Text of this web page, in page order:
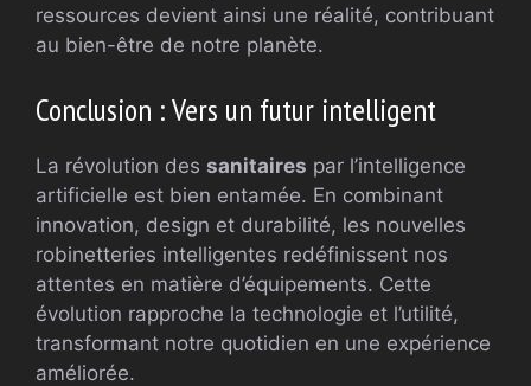
ressources devient ainsi une réalité, contribuant
au bien-être de notre planète.
Conclusion : Vers un futur intelligent
La révolution des sanitaires par l’intelligence
artificielle est bien entamée. En combinant
innovation, design et durabilité, les nouvelles
robinetteries intelligentes redéfinissent nos
attentes en matière d’équipements. Cette
évolution rapproche la technologie et l’utilité,
transformant notre quotidien en une expérience
améliorée.